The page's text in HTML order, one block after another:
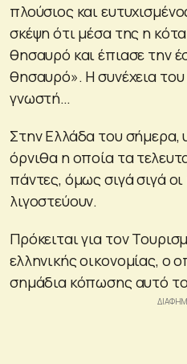
πλούσιος και
σκέψη ότι μέσα της η
θησαυρό και έπιασε την
θησαυρό». Η συνέχεια
γνωστή…
Στην Ελλάδα του σήμερα,
όρνιθα η οποία τα
πάντες, όμως σιγά σιγά
λιγοστεύουν.
Πρόκειται για τον
ελληνικής οικονομίας, ο
σημάδια κόπωσης αυτό το